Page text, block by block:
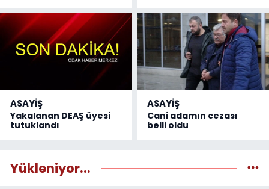
ASAYİŞ
Yakalanan DEAŞ üyesi
tutuklandı
ASAYİŞ
Cani adamın cezası
belli oldu
Yükleniyor...